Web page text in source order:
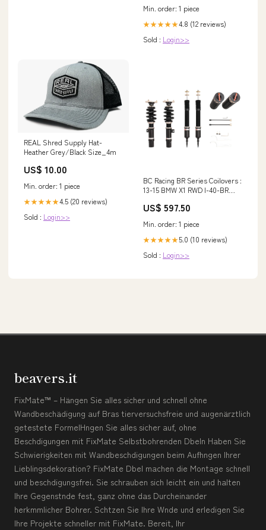
Min. order: 1 piece
★★★★★4.8 (12 reviews)
Sold : Login>>
REAL Shred Supply Hat-
Heather Grey/Black Size_4m
US$ 10.00
Min. order: 1 piece
★★★★★4.5 (20 reviews)
Sold : Login>>
BC Racing BR Series Coilovers :
13-15 BMW X1 RWD I-40-BR
US$ 597.50
Min. order: 1 piece
★★★★★5.0 (10 reviews)
Sold : Login>>
beavers.it
FixMate™ – Hängen Sie alles sicher und schnell ohne
Wandbeschädigung auf Bras tierversuchsfreie und augenärztlich
getestete FormelHngen Sie alles sicher auf, ohne
Beschdigungen mit FixMate Selbstbohrenden Dbeln Haben Sie
Schwierigkeiten mit Wandbeschdigungen beim Aufhngen Ihrer
Lieblingsdekoration? FixMate Dbel machen die Montage schnell
und beschdigungsfrei. Sie schrauben sich leicht ein und halten
Ihre Gegenstnde fest, ganz ohne das Durcheinander
herkmmlicher Bohrer. Schtzen Sie Ihre Wnde und erledigen Sie
Ihre Projekte schneller mit FixMate. Bereit, Ihr